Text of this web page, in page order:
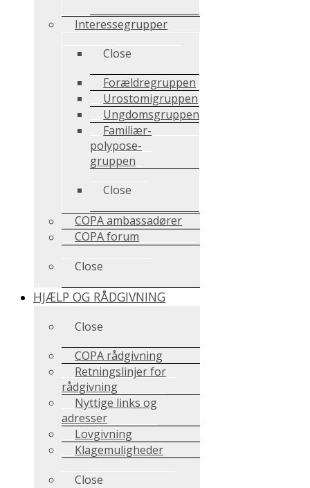
Interessegrupper
Close
Forældregruppen
Urostomigruppen
Ungdomsgruppen
Familiær-
polypose-
gruppen
Close
COPA ambassadører
COPA forum
Close
HJÆLP OG RÅDGIVNING
Close
COPA rådgivning
Retningslinjer for
rådgivning
Nyttige links og
adresser
Lovgivning
Klagemuligheder
Close